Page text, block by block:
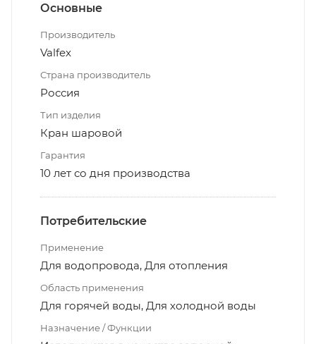
Основные
Производитель
Valfex
Страна производитель
Россия
Тип изделия
Кран шаровой
Гарантия
10 лет со дня производства
Потребительские
Применение
Для водопровода, Для отопления
Область применения
Для горячей воды, Для холодной воды
Назначение / Функции